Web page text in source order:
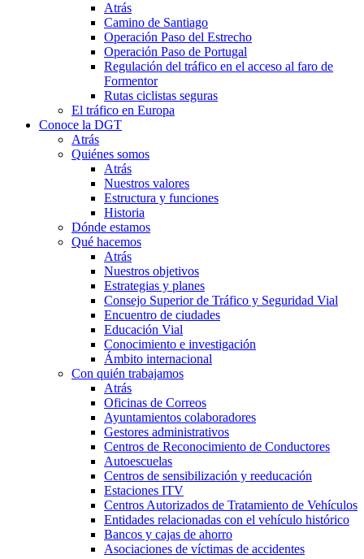
Atrás
Camino de Santiago
Operación Paso del Estrecho
Operación Paso de Portugal
Regulación del tráfico en el acceso al faro de
Formentor
Rutas ciclistas seguras
El tráfico en Europa
Conoce la DGT
Atrás
Quiénes somos
Atrás
Nuestros valores
Estructura y funciones
Historia
Dónde estamos
Qué hacemos
Atrás
Nuestros objetivos
Estrategias y planes
Consejo Superior de Tráfico y Seguridad Vial
Encuentro de ciudades
Educación Vial
Conocimiento e investigación
Ámbito internacional
Con quién trabajamos
Atrás
Oficinas de Correos
Ayuntamientos colaboradores
Gestores administrativos
Centros de Reconocimiento de Conductores
Autoescuelas
Centros de sensibilización y reeducación
Estaciones ITV
Centros Autorizados de Tratamiento de Vehículos
Entidades relacionadas con el vehículo histórico
Bancos y cajas de ahorro
Asociaciones de víctimas de accidentes